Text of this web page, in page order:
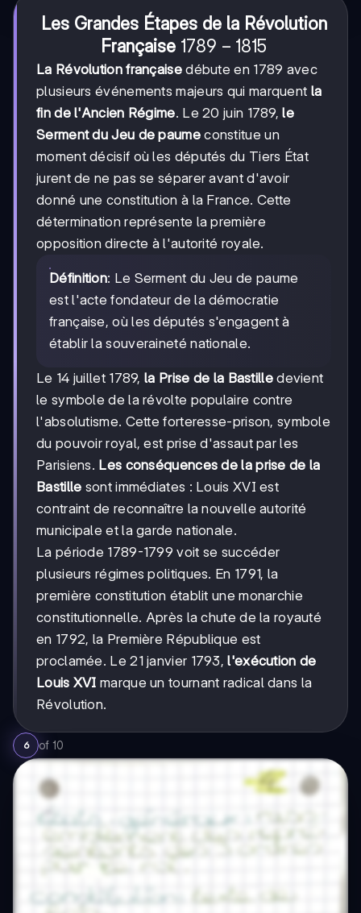
Les Grandes Étapes de la Révolution
Française 1789-
1815
1789 − 1815
La Révolution françaisedébute en 1789 avec
plusieurs événements majeurs qui marquent la
fin de l'Ancien Régime. Le 20 juin 1789,le
Serment du Jeu de paumeconstitue un
moment décisif où les députés du Tiers État
jurent de ne pas se séparer avant d'avoir
donné une constitution à la France. Cette
détermination représente la première
opposition directe à l'autorité royale.
Définition: Le Serment du Jeu de paume
est l'acte fondateur de la démocratie
française, où les députés s'engagent à
établir la souveraineté nationale.
Le 14 juillet 1789, la Prise de la Bastilledevient
le symbole de la révolte populaire contre
l'absolutisme. Cette forteresse-prison, symbole
du pouvoir royal, est prise d'assaut par les
Parisiens. Les conséquences de la prise de la
Bastille sont immédiates : Louis XVI est
contraint de reconnaître la nouvelle autorité
municipale et la garde nationale.
La période 1789-1799 voit se succéder
plusieurs régimes politiques. En 1791, la
première constitution établit une monarchie
constitutionnelle. Après la chute de la royauté
en 1792, la Première République est
proclamée. Le 21 janvier 1793,l'exécution de
Louis XVI marque un tournant radical dans la
Révolution.
6 of 10